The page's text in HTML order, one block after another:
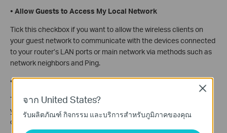
• Allow Guests to Access My Local Network
Tick this checkbox if you want to allow the wireless clients on
your guest network to communicate with the devices connected
to your router’s LAN ports or main network via methods such as
network neighbors and Ping.
• Allow Guests to Access My USB Storage Sharing
Tick this checkbox if you want to allow the wireless clients on
your guest network to access your files on the USB disk
connected to your router.
จาก United States?
รับผลิตภัณฑ์ กิจกรรม และบริการสำหรับภูมิภาคของคุณ
Close